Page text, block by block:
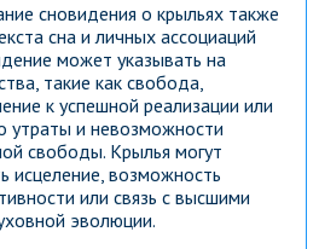
сновидения о крыльях также
сна и личных ассоциаций
может указывать на
такие как свобода,
к успешной реализации или
утраты и невозможности
свободы. Крылья могут
исцеление, возможность
или связь с высшими
эволюции.